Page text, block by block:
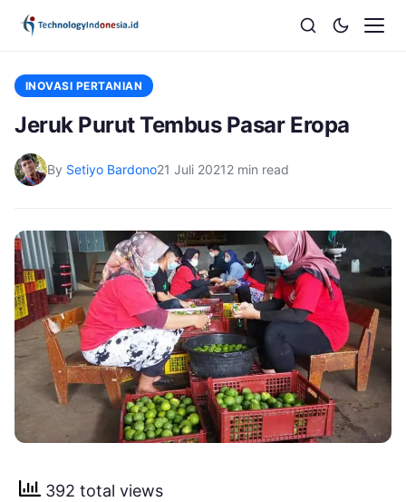
INOVASI PERTANIAN
Jeruk Purut Tembus Pasar Eropa
By Setiyo Bardono21 Juli 20212 min read
392 total views